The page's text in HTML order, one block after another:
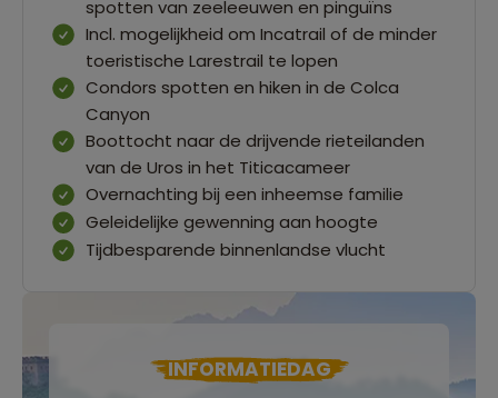
spotten van zeeleeuwen en pinguïns
Incl. mogelijkheid om Incatrail of de minder
toeristische Larestrail te lopen
Condors spotten en hiken in de Colca
Canyon
Boottocht naar de drijvende rieteilanden
van de Uros in het Titicacameer
Overnachting bij een inheemse familie
Geleidelijke gewenning aan hoogte
Tijdbesparende binnenlandse vlucht
INFORMATIEDAG